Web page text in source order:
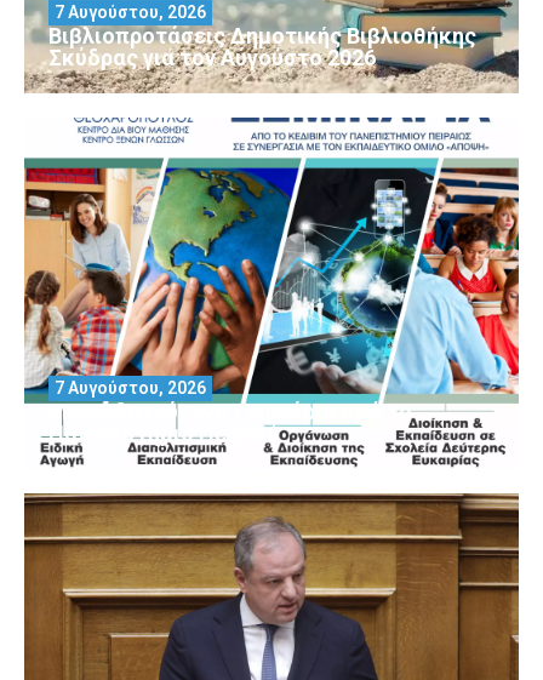
Βιβλιοπροτάσεις Δημοτικής Βιβλιοθήκης
Σκύδρας για τον Αύγούστο 2026
7 Αυγούστου, 2026
Μοριοδοτούμενα Σεμινάρια από το
Πανεπιστήμιο Πειραιά
7 Αυγούστου, 2026